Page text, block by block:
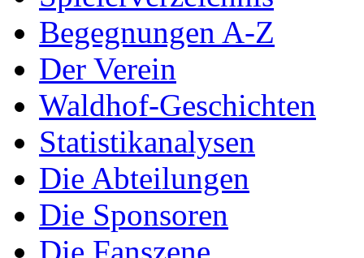
Begegnungen A-Z
Der Verein
Waldhof-Geschichten
Statistikanalysen
Die Abteilungen
Die Sponsoren
Die Fanszene